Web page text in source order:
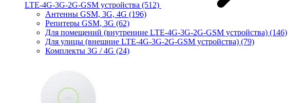
LTE-4G-3G-2G-GSM устройства (512)
Антенны GSM, 3G, 4G (196)
Репитеры GSM, 3G (62)
Для помещений (внутренние LTE-4G-3G-2G-GSM устройства) (146)
Для улицы (внешние LTE-4G-3G-2G-GSM устройства) (79)
Комплекты 3G / 4G (24)